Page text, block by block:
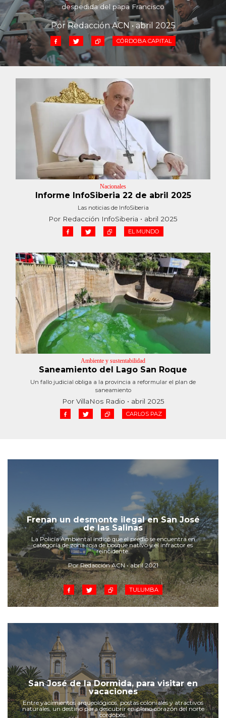
Cruz del Eje
Corredor de Ansenuza
La Carlota y zona
Laboulaye y sur
Bell Ville
Despeñaderos
despedida del papa Francisco
Por Redacción ACN • abril 2025
CÓRDOBA CAPITAL
Nacionales
Informe InfoSiberia 22 de abril 2025
Las noticias de InfoSiberia
Por Redacción InfoSiberia • abril 2025
EL MUNDO
Ambiente y sustentabilidad
Saneamiento del Lago San Roque
Un fallo judicial obliga a la provincia a reformular el plan de
saneamiento
Por VillaNos Radio • abril 2025
CARLOS PAZ
Frenan un desmonte ilegal en San José
de las Salinas
La Policía Ambiental indicó que el predio se encuentra en
categoría de zona roja de bosque nativo y el infractor es
reincidente.
Por Redacción ACN • abril 2021
TULUMBA
San José de la Dormida, para visitar en
vacaciones
Entre yacimientos arqueológicos, postas coloniales y atractivos
naturales, un destino para descubrir en pleno corazón del norte
cordobés.